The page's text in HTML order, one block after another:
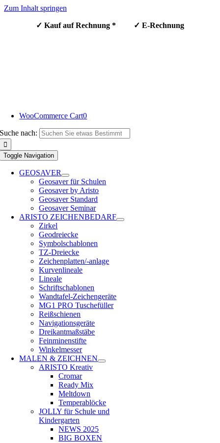
Zum Inhalt springen
✓ Kauf auf Rechnung * ✓ E-Rechnung
WooCommerce Cart0
Suche nach:
Toggle Navigation
GEOSAVER
Geosaver für Schulen
Geosaver by Aristo
Geosaver Standard
Geosaver Seminar
ARISTO ZEICHENBEDARF
Zirkel
Geodreiecke
Symbolschablonen
TZ-Dreiecke
Zeichenplatten/-anlage
Kurvenlineale
Lineale
Schriftschablonen
Wandtafel-Zeichengeräte
MG1 PRO Tuschefüller
Reißschienen
Navigationsgeräte
Dreikantmaßstäbe
Feinminenstifte
Winkelmesser
MALEN & ZEICHNEN
ARISTO Kreativ
Cromar
Ready Mix
Meltdown
Temperablöcke
JOLLY für Schule und
Kindergarten
NEWS 2025
BIG BOXEN